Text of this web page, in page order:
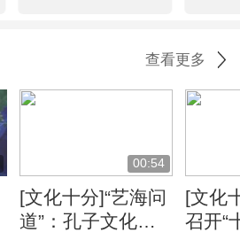
查看更多
00:54
[文化十分]“艺海问
道”：孔子文化形
[文化
召开“